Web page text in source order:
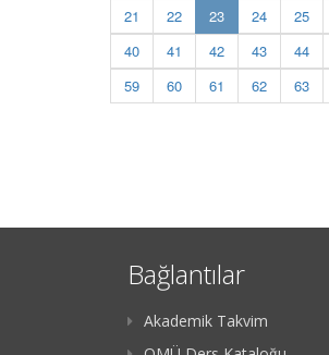
21
22 23(current)
24 25
40
41 42 43 44
59
60 61 62 63
Bağlantılar
Akademik Takvim